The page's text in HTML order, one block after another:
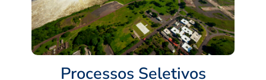
Processos Seletivos